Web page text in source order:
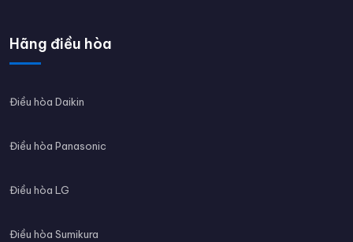
Hãng điều hòa
Điều hòa Daikin
Điều hòa Panasonic
Điều hòa LG
Điều hòa Sumikura